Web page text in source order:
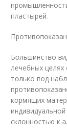
пластырей.
Большинство
лечебных
только под
кормящих
склонностью к